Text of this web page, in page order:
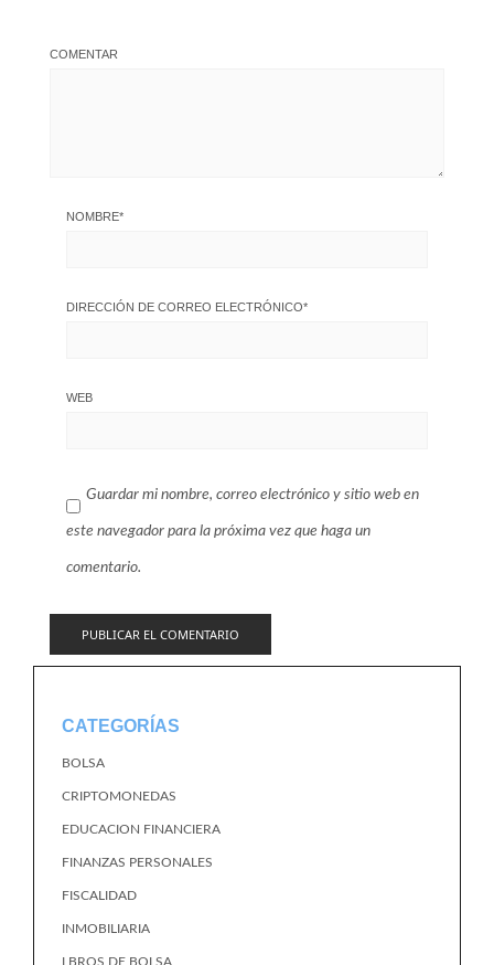
COMENTAR
NOMBRE*
DIRECCIÓN DE CORREO ELECTRÓNICO*
WEB
Guardar mi nombre, correo electrónico y sitio web en
este navegador para la próxima vez que haga un
comentario.
CATEGORÍAS
BOLSA
CRIPTOMONEDAS
EDUCACION FINANCIERA
FINANZAS PERSONALES
FISCALIDAD
INMOBILIARIA
LBROS DE BOLSA